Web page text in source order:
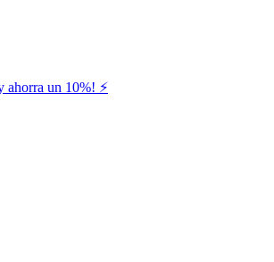
ahorra un 10%! ⚡️